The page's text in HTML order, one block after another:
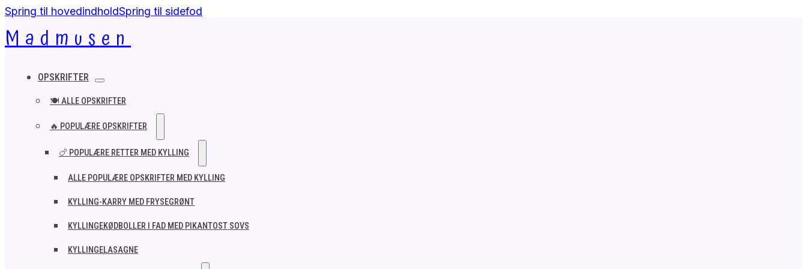
Spring til hovedindholdSpring til sidefod
Madmusen
OPSKRIFTER
🍽️ ALLE OPSKRIFTER
🔥 POPULÆRE OPSKRIFTER
🍗 POPULÆRE RETTER MED KYLLING
ALLE POPULÆRE OPSKRIFTER MED KYLLING
KYLLING-KARRY MED FRYSEGRØNT
KYLLINGEKØDBOLLER I FAD MED PIKANTOST SOVS
KYLLINGELASAGNE